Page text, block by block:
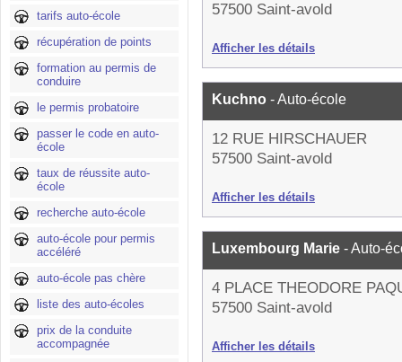
tarifs auto-école
récupération de points
formation au permis de
conduire
le permis probatoire
passer le code en auto-
école
taux de réussite auto-
école
recherche auto-école
auto-école pour permis
accéléré
auto-école pas chère
liste des auto-écoles
prix de la conduite
accompagnée
57500 Saint-avold
Afficher les détails
Kuchno - Auto-école
12 RUE HIRSCHAUER
57500 Saint-avold
Afficher les détails
Luxembourg Marie - Auto-
4 PLACE THEODORE
57500 Saint-avold
Afficher les détails